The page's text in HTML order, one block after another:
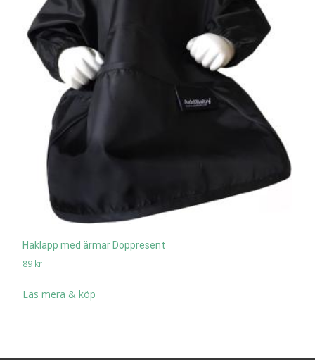
Haklapp med ärmar Doppresent
89 kr
Läs mera & köp